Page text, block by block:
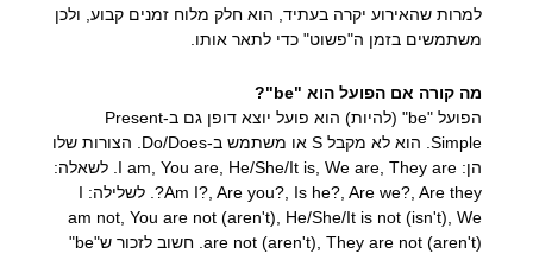
למרות שהאירוע יקרה בעתיד, הוא חלק מלוח זמנים קבוע, ולכן
משתמשים בזמן ה"פשוט" כדי לתאר אותו.
מה קורה אם הפועל הוא "be"?
הפועל "be" (להיות) הוא פועל יוצא דופן גם ב-Present
Simple. הוא לא מקבל S או משתמש ב-Do/Does. הצורות שלו
הן: I am, You are, He/She/It is, We are, They are. לשאלה:
Am I?, Are you?, Is he?, Are we?, Are they?. לשלילה: I
am not, You are not (aren't), He/She/It is not (isn't), We
are not (aren't), They are not (aren't). חשוב לזכור ש"be"